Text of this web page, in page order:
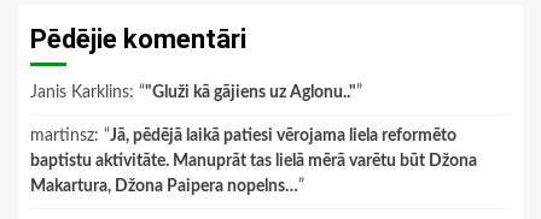
Pēdējie komentāri
Janis Karklins: “"Gluži kā gājiens uz Aglonu.."”
martinsz: “Jā, pēdējā laikā patiesi vērojama liela reformēto
baptistu aktivitāte. Manuprāt tas lielā mērā varētu būt Džona
Makartura, Džona Paipera nopelns…”